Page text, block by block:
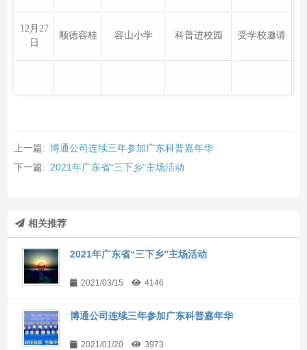
12月27
日
顺德容桂 容山小学 科普进校园 受学校邀请
上一篇: 博通公司连续三年参加广东科普嘉年华
下一篇: 2021年广东省“三下乡”主场活动
相关推荐
2021年广东省“三下乡”主场活动
2021/03/15 4146
博通公司连续三年参加广东科普嘉年华
2021/01/20 3973